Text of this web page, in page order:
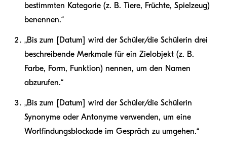
bestimmten Kategorie (z. B. Tiere, Früchte, Spielzeug)
benennen.“
„Bis zum [Datum] wird der Schüler/die Schülerin drei
beschreibende Merkmale für ein Zielobjekt (z. B.
Farbe, Form, Funktion) nennen, um den Namen
abzurufen.“
„Bis zum [Datum] wird der Schüler/die Schülerin
Synonyme oder Antonyme verwenden, um eine
Wortfindungsblockade im Gespräch zu umgehen.“